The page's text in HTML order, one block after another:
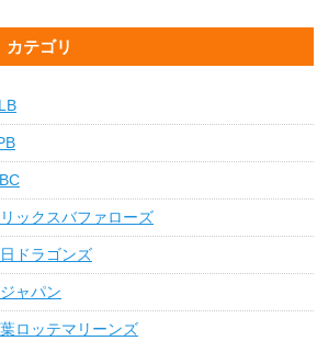
カテゴリ
ックスバファローズ
ドラゴンズ
ャパン
ロッテマリーンズ